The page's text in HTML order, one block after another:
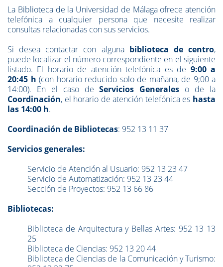
La Biblioteca de la Universidad de Málaga ofrece atención
telefónica a cualquier persona que necesite realizar
consultas relacionadas con sus servicios.
Si desea contactar con alguna biblioteca de centro,
puede localizar el número correspondiente en el siguiente
listado. El horario de atención telefónica es de 9:00 a
20:45 h (con horario reducido solo de mañana, de 9;00 a
14:00). En el caso deServicios Generales o de la
Coordinación, el horario de atención telefónica es hasta
las 14:00 h.
Coordinación de Bibliotecas: 952 13 11 37
Servicios generales:
Servicio de Atención al Usuario: 952 13 23 47
Servicio de Automatización: 952 13 23 44
Sección de Proyectos: 952 13 66 86
Bibliotecas:
Biblioteca de Arquitectura y Bellas Artes: 952 13 13
25
Biblioteca de Ciencias: 952 13 20 44
Biblioteca de Ciencias de la Comunicación y Turismo: